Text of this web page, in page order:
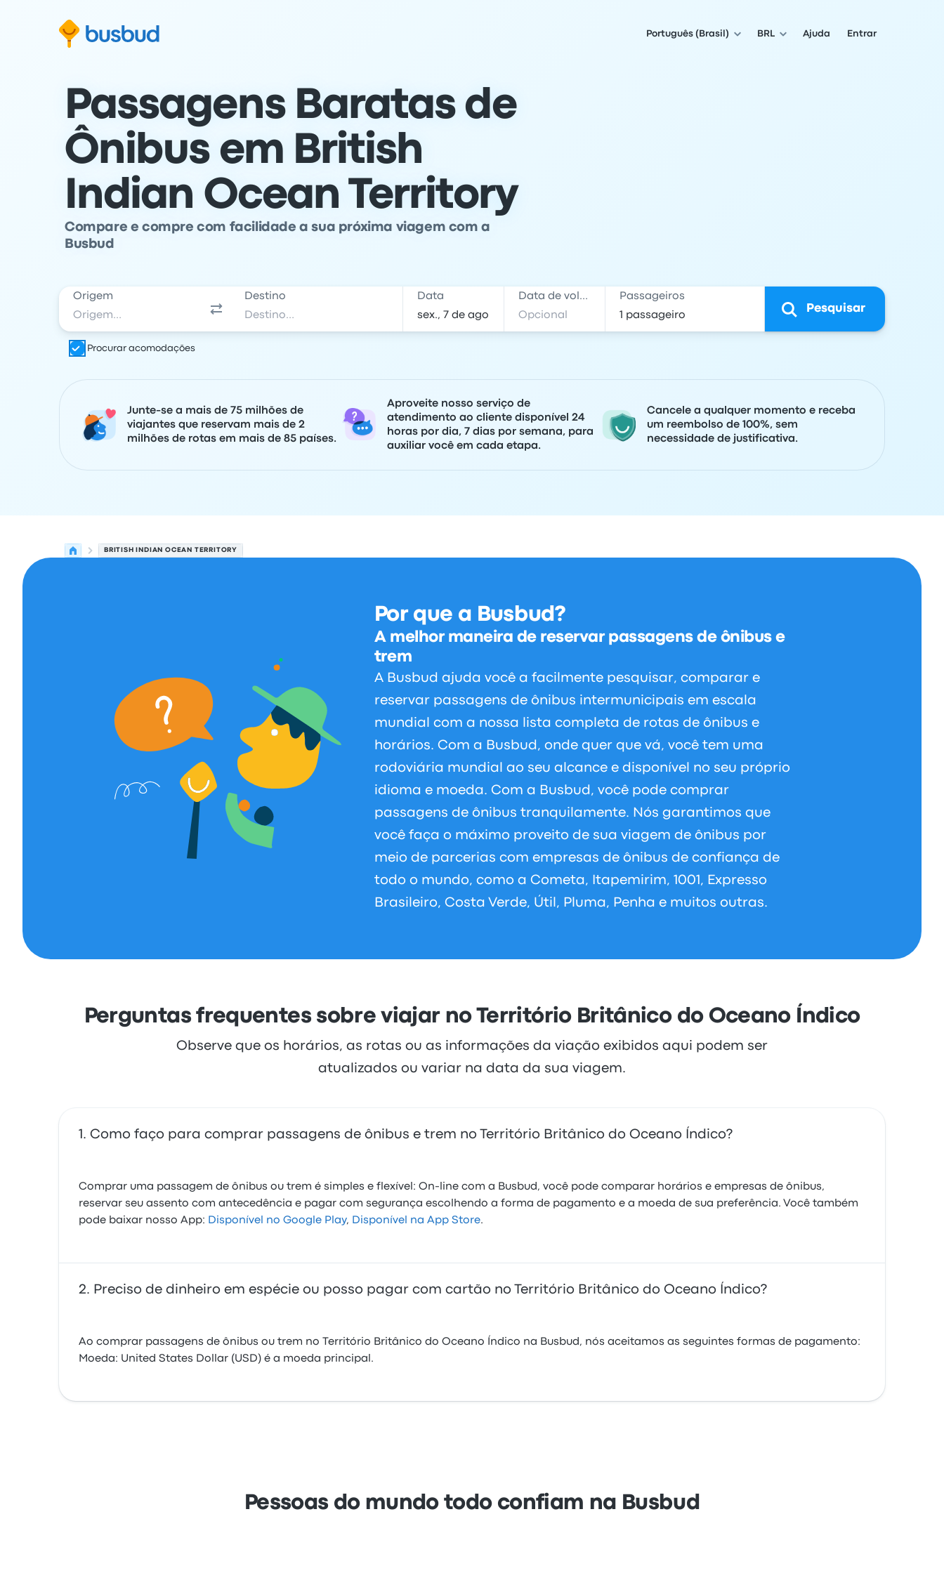
o formulário de busca
Ir para o conteúdo
Ir para o rodapé
Português (Brasil) BRL Ajuda Entrar
Passagens Baratas de
Ônibus em British
Indian Ocean Territory
Compare e compre com facilidade a sua próxima viagem com a
Busbud
Origem Destino Data Data de volta Passageiros
Pesquisar
Procurar acomodações
Junte-se a mais de 75 milhões de
viajantes que reservam mais de 2
milhões de rotas em mais de 85 países.
Aproveite nosso serviço de
atendimento ao cliente disponível 24
horas por dia, 7 dias por semana, para
auxiliar você em cada etapa.
Cancele a qualquer momento e receba
um reembolso de 100%, sem
necessidade de justificativa.
BRITISH INDIAN OCEAN TERRITORY
Por que a Busbud?
A melhor maneira de reservar passagens de ônibus e
trem
A Busbud ajuda você a facilmente pesquisar, comparar e
reservar passagens de ônibus intermunicipais em escala
mundial com a nossa lista completa de rotas de ônibus e
horários. Com a Busbud, onde quer que vá, você tem uma
rodoviária mundial ao seu alcance e disponível no seu próprio
idioma e moeda. Com a Busbud, você pode comprar
passagens de ônibus tranquilamente. Nós garantimos que
você faça o máximo proveito de sua viagem de ônibus por
meio de parcerias com empresas de ônibus de confiança de
todo o mundo, como a Cometa, Itapemirim, 1001, Expresso
Brasileiro, Costa Verde, Útil, Pluma, Penha e muitos outras.
Perguntas frequentes sobre viajar no Território Britânico do Oceano Índico
Observe que os horários, as rotas ou as informações da viação exibidos aqui podem ser
atualizados ou variar na data da sua viagem.
Como faço para comprar passagens de ônibus e trem no Território Britânico do Oceano Índico?
Comprar uma passagem de ônibus ou trem é simples e flexível: On-line com a Busbud, você pode comparar horários e empresas de ônibus,
reservar seu assento com antecedência e pagar com segurança escolhendo a forma de pagamento e a moeda de sua preferência. Você também
pode baixar nosso App: Disponível no Google Play, Disponível na App Store.
Preciso de dinheiro em espécie ou posso pagar com cartão no Território Britânico do Oceano Índico?
Ao comprar passagens de ônibus ou trem no Território Britânico do Oceano Índico na Busbud, nós aceitamos as seguintes formas de pagamento:
Moeda: United States Dollar (USD) é a moeda principal.
Pessoas do mundo todo confiam na Busbud